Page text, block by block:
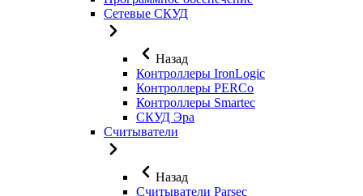
Сетевые СКУД
Назад
Контроллеры IronLogic
Контроллеры PERCo
Контроллеры Smartec
СКУД Эра
Считыватели
Назад
Считыватели Parsec